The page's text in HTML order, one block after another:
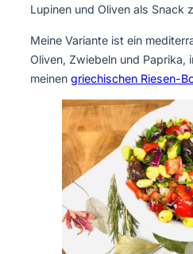
Lupinen und Oliven als Snack
Meine Variante ist ein
Oliven, Zwiebeln und Paprika,
meinen griechischen Riesen-